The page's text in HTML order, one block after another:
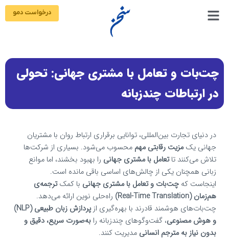
درخواست دمو
چت‌بات و تعامل با مشتری جهانی: تحولی
در ارتباطات چندزبانه
در دنیای تجارت بین‌المللی، توانایی برقراری ارتباط روان با مشتریان
جهانی یکمزیت رقابتی مهم محسوب می‌شود. بسیاری از شرکت‌ها
تلاش می‌کنند تاتعامل با مشتری جهانی را بهبود بخشند، اما موانع
زبانی همچنان یکی از چالش‌های اساسی باقی مانده است.
اینجاست که چت‌بات و تعامل با مشتری جهانی با کمکترجمه‌ی
هم‌زمان (Real-Time Translation)
راه‌حلی نوین ارائه می‌دهد.
چت‌بات‌های هوشمند قادرند با بهره‌گیری از
پردازش زبان طبیعی (NLP)
و هوش مصنوعی، گفت‌وگوهای چندزبانه رابه‌صورت سریع، دقیق و
بدون نیاز به مترجم انسانی مدیریت کنند.